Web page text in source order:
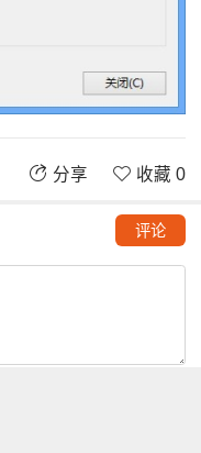
分享 收藏 0
评论